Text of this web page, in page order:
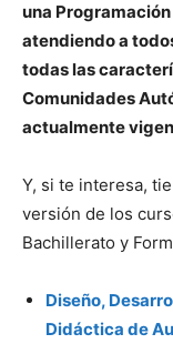
una
atendiendo a
todas las
Comunidades
actualmente
Y, si te interesa,
versión de los
Bachillerato y
Diseño,
Didáctica de